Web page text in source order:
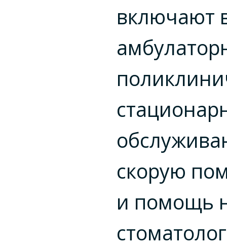
включают
скорую
и помощь